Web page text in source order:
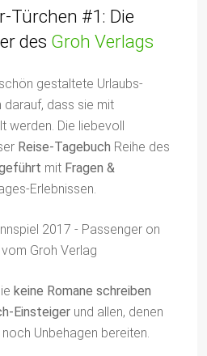
Türchen #1: Die
des Groh Verlags
gestaltete Urlaubs-
dass sie mit
werden. Die liebevoll
Reise-Tagebuch Reihe des
mit Fragen &
Erlebnissen.
keine Romane schreiben
Einsteiger und allen, denen
Unbehagen bereiten.